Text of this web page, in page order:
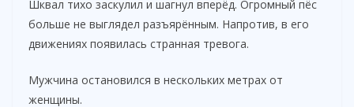
Шквал тихо заскулил и шагнул вперёд. Огромный пёс
больше не выглядел разъярённым. Напротив, в его
движениях появилась странная тревога.
Мужчина остановился в нескольких метрах от
женщины.